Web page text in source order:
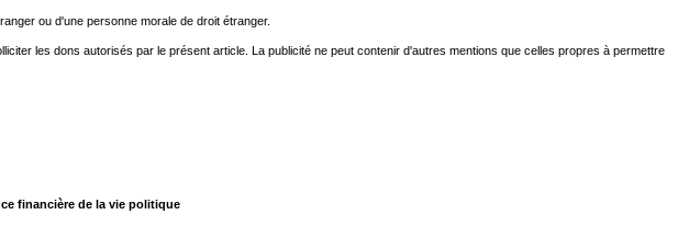
ou d'une personne morale de droit étranger.
les dons autorisés par le présent article. La publicité ne peut contenir d'autres mentions que celles propres à permettre
financière de la vie politique